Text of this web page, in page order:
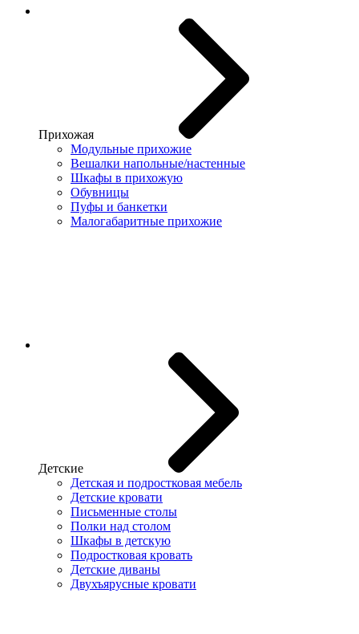
Прихожая
Модульные прихожие
Вешалки напольные/настенные
Шкафы в прихожую
Обувницы
Пуфы и банкетки
Малогабаритные прихожие
Детские
Детская и подростковая мебель
Детские кровати
Письменные столы
Полки над столом
Шкафы в детскую
Подростковая кровать
Детские диваны
Двухъярусные кровати